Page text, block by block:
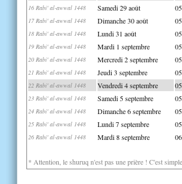
16 Rabi' al-awwal 1448 Samedi 29 août
17 Rabi' al-awwal 1448 Dimanche 30 août
18 Rabi' al-awwal 1448 Lundi 31 août
19 Rabi' al-awwal 1448 Mardi 1 septembre
20 Rabi' al-awwal 1448 Mercredi 2 septembre
21 Rabi' al-awwal 1448 Jeudi 3 septembre
22 Rabi' al-awwal 1448 Vendredi 4 septembre
23 Rabi' al-awwal 1448 Samedi 5 septembre
24 Rabi' al-awwal 1448 Dimanche 6 septembre
25 Rabi' al-awwal 1448 Lundi 7 septembre
26 Rabi' al-awwal 1448 Mardi 8 septembre
* Attention, le shuruq n'est pas une prière ! C'est